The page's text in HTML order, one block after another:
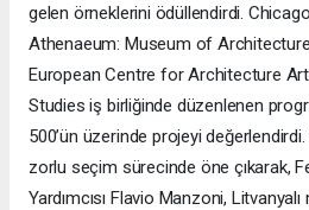
gelen örneklerini ödüllendirdi.
Athenaeum: Museum of
European Centre for Architecture
Studies iş birliğinde düzenlenen
500’ün üzerinde projeyi
zorlu seçim sürecinde öne çıkarak,
Yardımcısı Flavio Manzoni,